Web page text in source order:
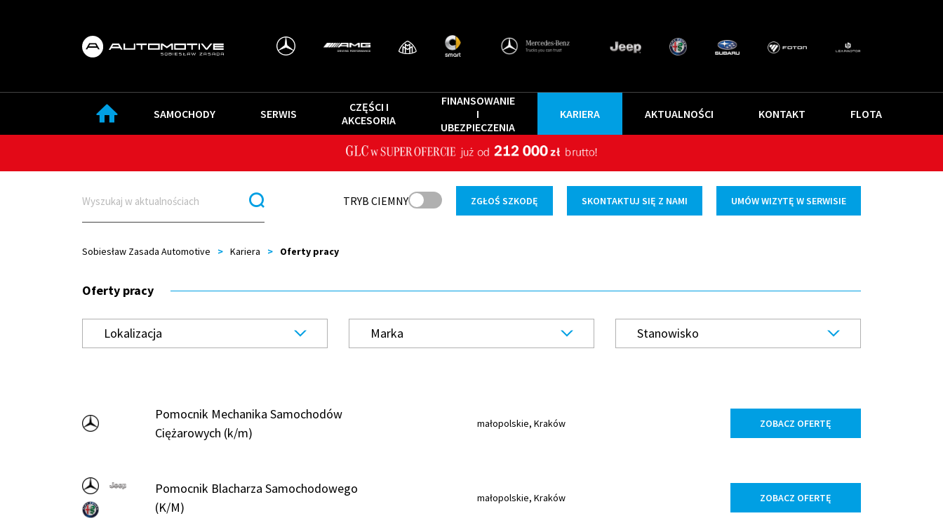
SAMOCHODY SERWIS
CZĘŚCI I
AKCESORIA
FINANSOWANIE
I
UBEZPIECZENIA
KARIERA AKTUALNOŚCI KONTAKT FLOTA
TRYB CIEMNY ZGŁOŚ SZKODĘ SKONTAKTUJ SIĘ Z NAMI UMÓW WIZYTĘ W SERWISIE
Sobiesław Zasada Automotive > Kariera > Oferty pracy
Oferty pracy
Lokalizacja Marka Stanowisko
Pomocnik Mechanika Samochodów
Ciężarowych (k/m)
małopolskie, Kraków ZOBACZ OFERTĘ
Pomocnik Blacharza Samochodowego
(K/M)​
małopolskie, Kraków ZOBACZ OFERTĘ